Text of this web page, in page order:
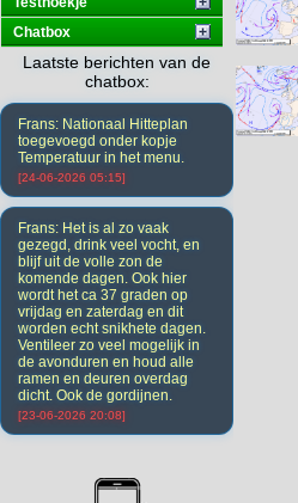
Chatbox
Laatste berichten van de
chatbox:
Frans: Nationaal Hitteplan
toegevoegd onder kopje
Temperatuur in het menu.
[24-06-2026 05:15]
Frans: Het is al zo vaak
gezegd, drink veel vocht, en
blijf uit de volle zon de
komende dagen. Ook hier
wordt het ca 37 graden op
vrijdag en zaterdag en dit
worden echt snikhete dagen.
Ventileer zo veel mogelijk in
de avonduren en houd alle
ramen en deuren overdag
dicht. Ook de gordijnen.
[23-06-2026 20:08]